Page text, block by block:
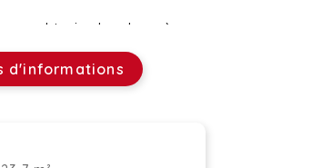
trois chambres à
invite à la détente et est
à une cuisine entièrement
au rez-de-chaussée qui
d'informations